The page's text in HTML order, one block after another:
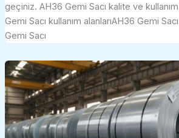
geçiniz. AH36 Gemi Sacı kalite ve
Gemi Sacı kullanım alanlarıAH36 Gemi
Gemi Sacı